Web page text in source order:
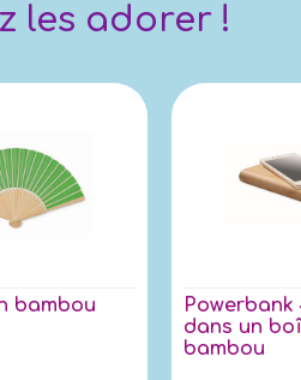
les adorer !
bambou
Powerbank
dans un
bambou